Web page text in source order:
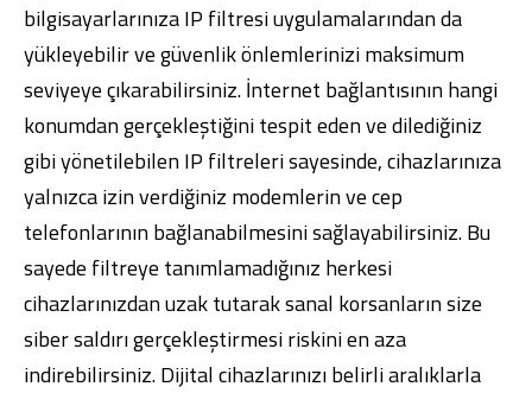
bilgisayarlarınıza IP filtresi uygulamalarından da
yükleyebilir ve güvenlik önlemlerinizi maksimum
seviyeye çıkarabilirsiniz. İnternet bağlantısının hangi
konumdan gerçekleştiğini tespit eden ve dilediğiniz
gibi yönetilebilen IP filtreleri sayesinde, cihazlarınıza
yalnızca izin verdiğiniz modemlerin ve cep
telefonlarının bağlanabilmesini sağlayabilirsiniz. Bu
sayede filtreye tanımlamadığınız herkesi
cihazlarınızdan uzak tutarak sanal korsanların size
siber saldırı gerçekleştirmesi riskini en aza
indirebilirsiniz. Dijital cihazlarınızı belirli aralıklarla